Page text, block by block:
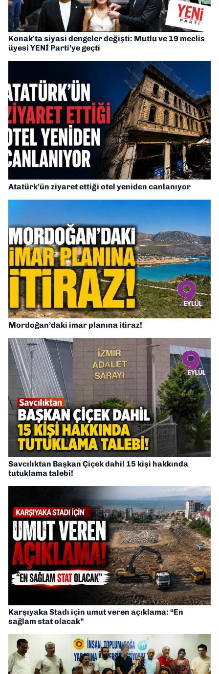
Konak’ta siyasi dengeler değişti: Mutlu ve 19 meclis
üyesi YENİ Parti’ye geçti
Atatürk’ün ziyaret ettiği otel yeniden canlanıyor
Mordoğan’daki imar planına itiraz!
Savcılıktan Başkan Çiçek dahil 15 kişi hakkında
tutuklama talebi!
Karşıyaka Stadı için umut veren açıklama: “En
sağlam stat olacak”